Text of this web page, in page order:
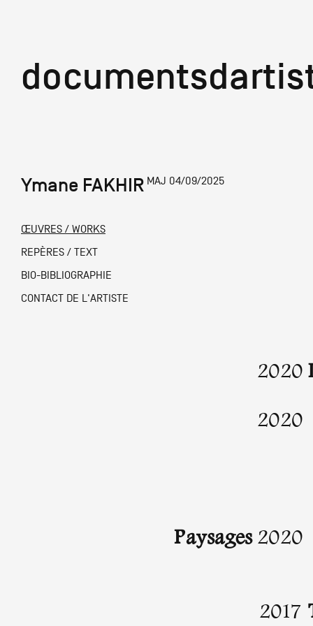
Équipe
Production vidéo
Ymane FAKHIR MAJ 04/09/2025
ŒUVRES / WORKS
REPÈRES / TEXT
BIO-BIBLIOGRAPHIE
CONTACT DE L'ARTISTE
2020
2020
Paysages2020
2017